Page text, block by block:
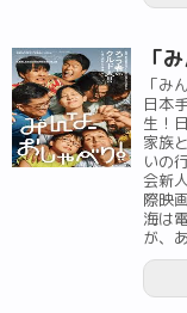
「
「み
日本
生！
家族
いの
会新
際映
海は
が、